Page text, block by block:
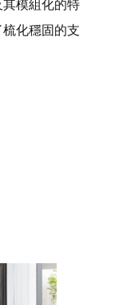
模組化的特
化穩固的支